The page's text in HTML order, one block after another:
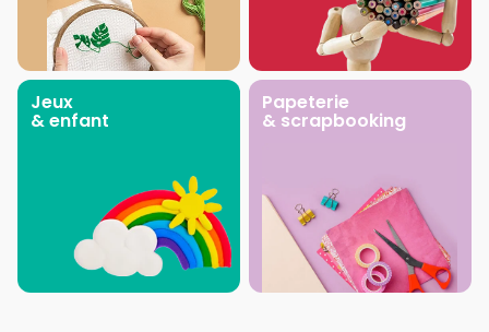
Jeux
& enfant
Papeterie
& scrapbooking